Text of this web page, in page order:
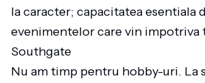
la caracter; capacitatea esentiala
evenimentelor care vin impotriva
Southgate
Nu am timp pentru hobby-uri. La